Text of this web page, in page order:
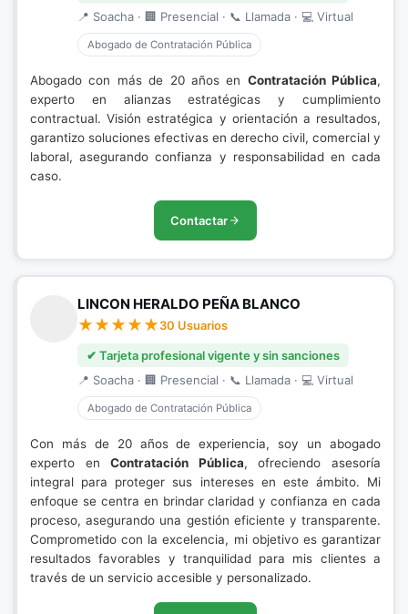
📍 Soacha · 🏢 Presencial · 📞 Llamada · 💻 Virtual
Abogado de Contratación Pública
Abogado con más de 20 años en Contratación Pública,
experto en alianzas estratégicas y cumplimiento
contractual. Visión estratégica y orientación a resultados,
garantizo soluciones efectivas en derecho civil, comercial y
laboral, asegurando confianza y responsabilidad en cada
caso.
Contactar
LINCON HERALDO PEÑA BLANCO
30 Usuarios
✔ Tarjeta profesional vigente y sin sanciones
📍 Soacha · 🏢 Presencial · 📞 Llamada · 💻 Virtual
Abogado de Contratación Pública
Con más de 20 años de experiencia, soy un abogado
experto enContratación Pública, ofreciendo asesoría
integral para proteger sus intereses en este ámbito. Mi
enfoque se centra en brindar claridad y confianza en cada
proceso, asegurando una gestión eficiente y transparente.
Comprometido con la excelencia, mi objetivo es garantizar
resultados favorables y tranquilidad para mis clientes a
través de un servicio accesible y personalizado.